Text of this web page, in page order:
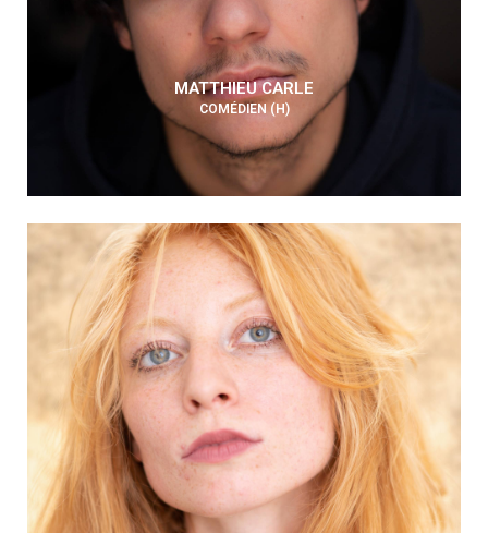
MATTHIEU CARLE
COMÉDIEN (H)